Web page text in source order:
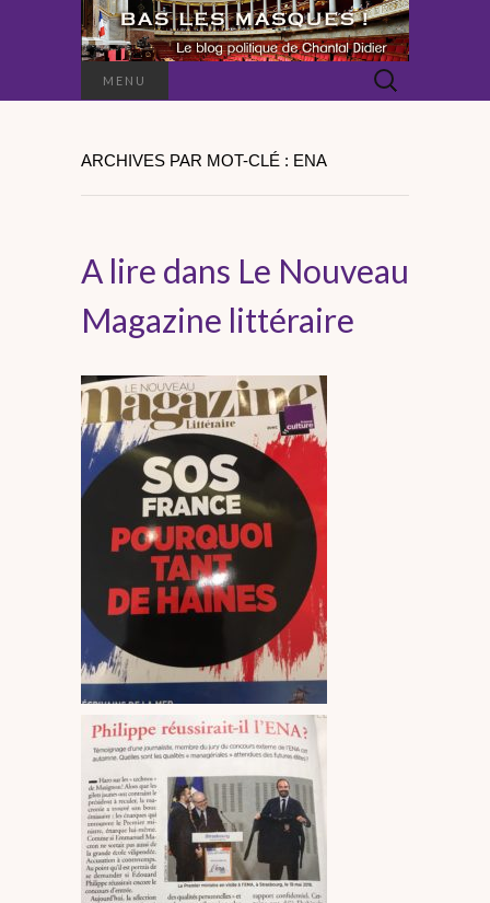
MENU Rechercher :
ARCHIVES PAR MOT-CLÉ : ENA
A lire dans Le Nouveau
Magazine littéraire